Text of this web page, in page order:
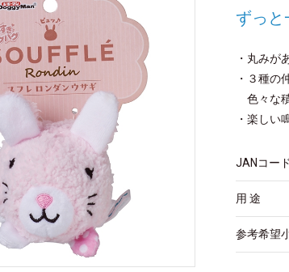
ずっと
・丸みが
・３種の
色々な
・楽しい
JANコード
用 途
参考希望